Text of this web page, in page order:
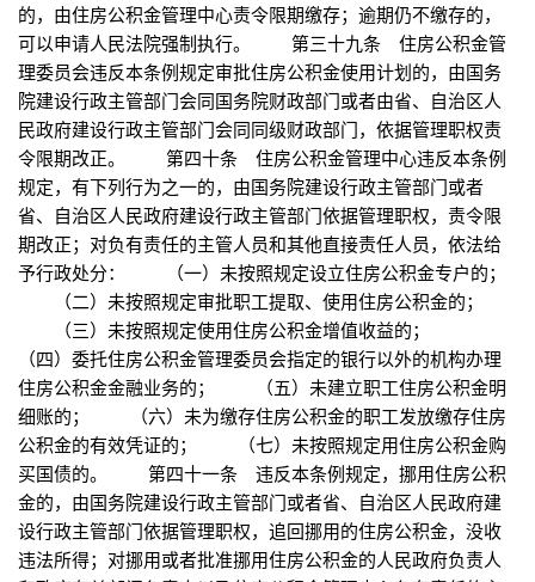
的，由住房公积金管理中心责令限期缴存；逾期仍不缴存的，
可以申请人民法院强制执行。 第三十九条 住房公积金管
理委员会违反本条例规定审批住房公积金使用计划的，由国务
院建设行政主管部门会同国务院财政部门或者由省、自治区人
民政府建设行政主管部门会同同级财政部门，依据管理职权责
令限期改正。 第四十条 住房公积金管理中心违反本条例
规定，有下列行为之一的，由国务院建设行政主管部门或者
省、自治区人民政府建设行政主管部门依据管理职权，责令限
期改正；对负有责任的主管人员和其他直接责任人员，依法给
予行政处分： （一）未按照规定设立住房公积金专户的；
（二）未按照规定审批职工提取、使用住房公积金的；
（三）未按照规定使用住房公积金增值收益的；
（四）委托住房公积金管理委员会指定的银行以外的机构办理
住房公积金金融业务的； （五）未建立职工住房公积金明
细账的； （六）未为缴存住房公积金的职工发放缴存住房
公积金的有效凭证的； （七）未按照规定用住房公积金购
买国债的。 第四十一条 违反本条例规定，挪用住房公积
金的，由国务院建设行政主管部门或者省、自治区人民政府建
设行政主管部门依据管理职权，追回挪用的住房公积金，没收
违法所得；对挪用或者批准挪用住房公积金的人民政府负责人